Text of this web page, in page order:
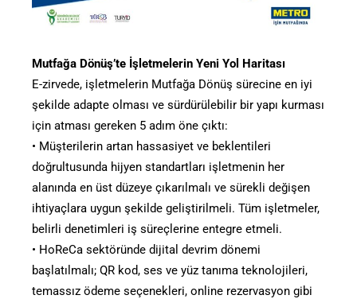
Mutfağa Dönüş’te İşletmelerin Yeni Yol Haritası
E-zirvede, işletmelerin Mutfağa Dönüş sürecine en iyi
şekilde adapte olması ve sürdürülebilir bir yapı kurması
için atması gereken 5 adım öne çıktı:
• Müşterilerin artan hassasiyet ve beklentileri
doğrultusunda hijyen standartları işletmenin her
alanında en üst düzeye çıkarılmalı ve sürekli değişen
ihtiyaçlara uygun şekilde geliştirilmeli. Tüm işletmeler,
belirli denetimleri iş süreçlerine entegre etmeli.
• HoReCa sektöründe dijital devrim dönemi
başlatılmalı; QR kod, ses ve yüz tanıma teknolojileri,
temassız ödeme seçenekleri, online rezervasyon gibi